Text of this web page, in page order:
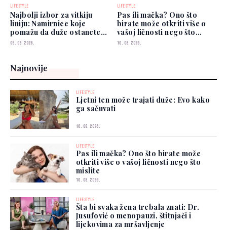
LIFESTYLE
Najbolji izbor za vitkiju
liniju: Namirnice koje
pomažu da duže ostanete
siti
09. 08. 2026.
LIFESTYLE
Pas ili mačka? Ono što
birate može otkriti više o
vašoj ličnosti nego što
mislite
10. 08. 2026.
Najnovije
LIFESTYLE
Ljetni ten može trajati duže: Evo kako
ga sačuvati
10. 08. 2026.
LIFESTYLE
Pas ili mačka? Ono što birate može
otkriti više o vašoj ličnosti nego što
mislite
10. 08. 2026.
LIFESTYLE
Šta bi svaka žena trebala znati: Dr.
Jusufović o menopauzi, štitnjači i
lijekovima za mršavljenje